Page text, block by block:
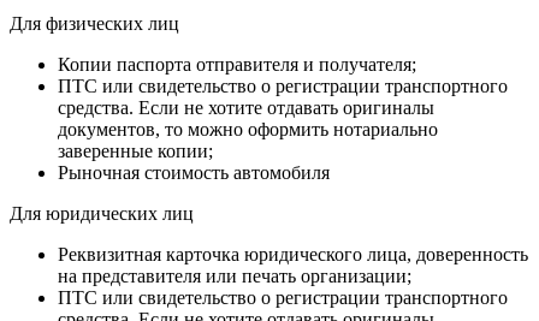
Для физических лиц
Копии паспорта отправителя и получателя;
ПТС или свидетельство о регистрации транспортного
средства. Если не хотите отдавать оригиналы
документов, то можно оформить нотариально
заверенные копии;
Рыночная стоимость автомобиля
Для юридических лиц
Реквизитная карточка юридического лица, доверенность
на представителя или печать организации;
ПТС или свидетельство о регистрации транспортного